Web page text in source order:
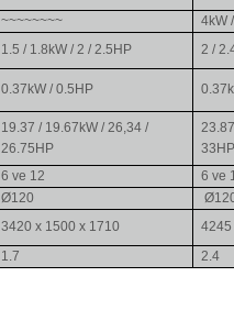
~~~~~~~~
4kW
1.5 / 1.8kW / 2 / 2.5HP
2 /
0.37kW / 0.5HP
19.37 / 19.67kW / 26,34 /
26.75HP
33HP
6 ve 12
6 ve
Ø120
3420 x 1500 x 1710
4245
1.7 2.4